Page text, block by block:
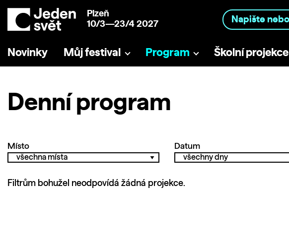
Plzeň
10/3—23/4 2027
Novinky Můj festival Program Školní projekce
Denní program
Místo Datum
Filtrům bohužel neodpovídá žádná projekce.